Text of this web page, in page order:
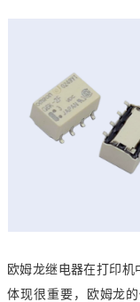
欧姆龙继电器在打印
体现很重要，欧姆龙